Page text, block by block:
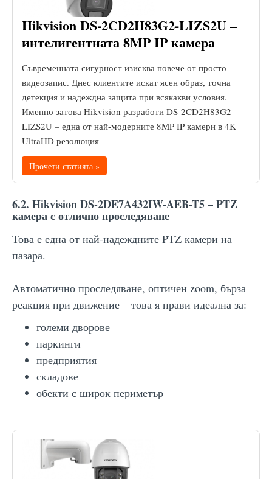
Hikvision DS-2CD2H83G2-LIZS2U –
интелигентната 8MP IP камера
Съвременната сигурност изисква повече от просто
видеозапис. Днес клиентите искат ясен образ, точна
детекция и надеждна защита при всякакви условия.
Именно затова Hikvision разработи DS-2CD2H83G2-
LIZS2U – една от най-модерните 8MP IP камери в 4K
UltraHD резолюция
Прочети статията »
6.2. Hikvision DS-2DE7A432IW-AEB-T5 – PTZ
камера с отлично проследяване
Това е една от най-надеждните PTZ камери на
пазара.
Автоматично проследяване, оптичен zoom, бърза
реакция при движение – това я прави идеална за:
големи дворове
паркинги
предприятия
складове
обекти с широк периметър